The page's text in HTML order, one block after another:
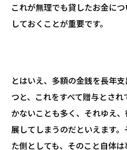
これが無理でも貸したお金に
しておくことが重要です。
とはいえ、多額の金銭を長年
つと、これをすべて贈与とさ
かないことも多く、それゆえ
展してしまうのだといえます
た側としても、そのこと自体